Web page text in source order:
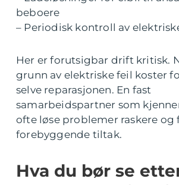
beboere
– Periodisk kontroll av
Her er forutsigbar drift kritisk.
grunn av elektriske feil koster
selve reparasjonen. En fast
samarbeidspartner som
ofte løse problemer raskere og
forebyggende tiltak.
Hva du bør se